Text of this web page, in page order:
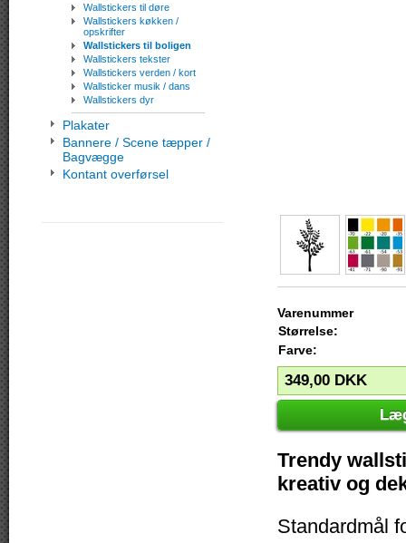
Wallstickers til døre
Wallstickers køkken /
opskrifter
Wallstickers til boligen
Wallstickers tekster
Wallstickers verden / kort
Wallsticker musik / dans
Wallstickers dyr
Plakater
Bannere / Scene tæpper /
Bagvægge
Kontant overførsel
Varenummer
Størrelse:
Farve:
349,00 DKK
Trendy
kreativ og
Standardmål